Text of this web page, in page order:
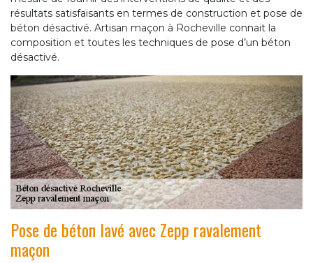
résultats satisfaisants en termes de construction et pose de
béton désactivé. Artisan maçon à Rocheville connait la
composition et toutes les techniques de pose d’un béton
désactivé.
Pose de béton lavé avec Zepp ravalement
maçon